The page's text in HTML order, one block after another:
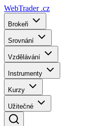
WebTrader .cz
Brokeři
Srovnání
Vzdělávání
Instrumenty
Kurzy
Užitečné